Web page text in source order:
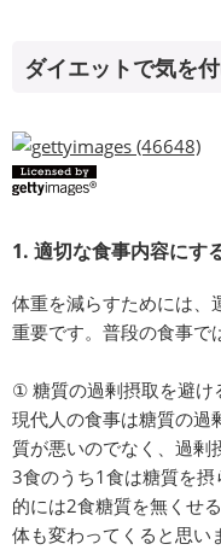
ダイエットで気を
1. 適切な食事内容にす
体重を減らすためには、
重要です。普段の食事で
① 糖質の過剰摂取を避け
現代人の食事は糖質の過
質が悪いのでなく、過剰
3食のうち1食は糖質を
的には2食糖質を無くせ
体も変わってくると思い